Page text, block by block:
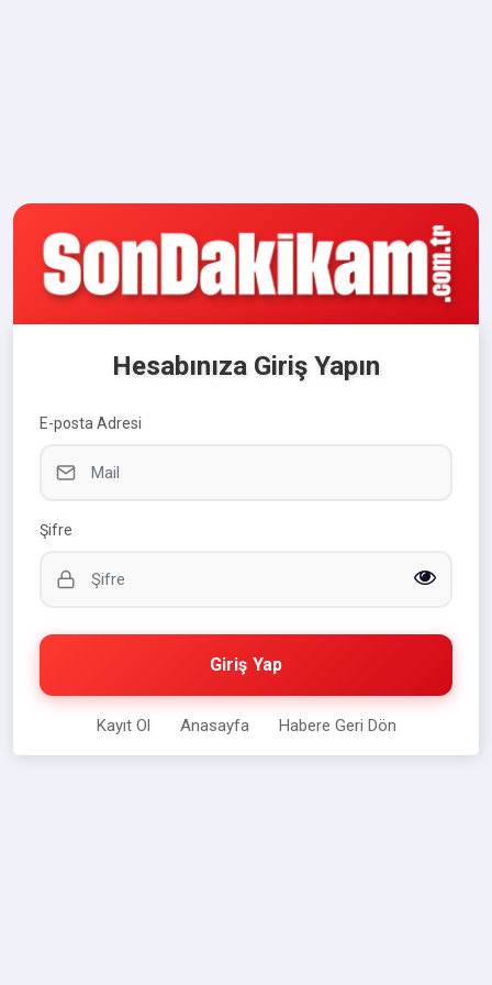
Hesabınıza Giriş Yapın
E-posta Adresi
Şifre
Giriş Yap
Kayıt Ol Anasayfa Habere Geri Dön